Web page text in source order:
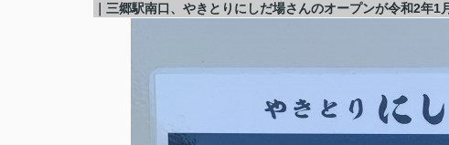
｜三郷駅南口、やきとりにしだ場さんのオープンが令和2年1